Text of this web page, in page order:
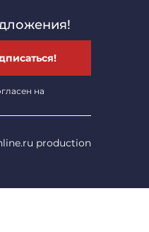
production
на